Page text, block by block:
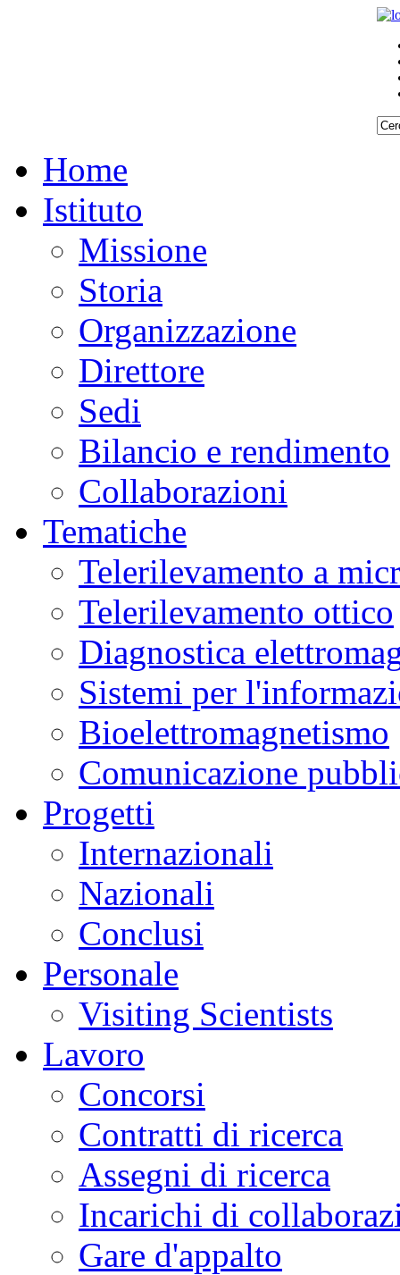
Home
Istituto
Missione
Storia
Organizzazione
Direttore
Sedi
Bilancio e rendimento
Collaborazioni
Tematiche
Telerilevamento a
Telerilevamento ottico
Diagnostica
Sistemi per
Bioelettromagnetismo
Comunicazione
Progetti
Internazionali
Nazionali
Conclusi
Personale
Visiting Scientists
Lavoro
Concorsi
Contratti di ricerca
Assegni di ricerca
Incarichi di
Gare d'appalto